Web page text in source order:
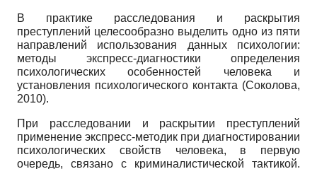
В практике расследования и раскрытия
преступлений целесообразно выделить одно из пяти
направлений использования данных психологии:
методы экспресс-диагностики определения
психологических особенностей человека и
установления психологического контакта (Соколова,
2010).
При расследовании и раскрытии преступлений
применение экспресс-методик при диагностировании
психологических свойств человека, в первую
очередь, связано с криминалистической тактикой.